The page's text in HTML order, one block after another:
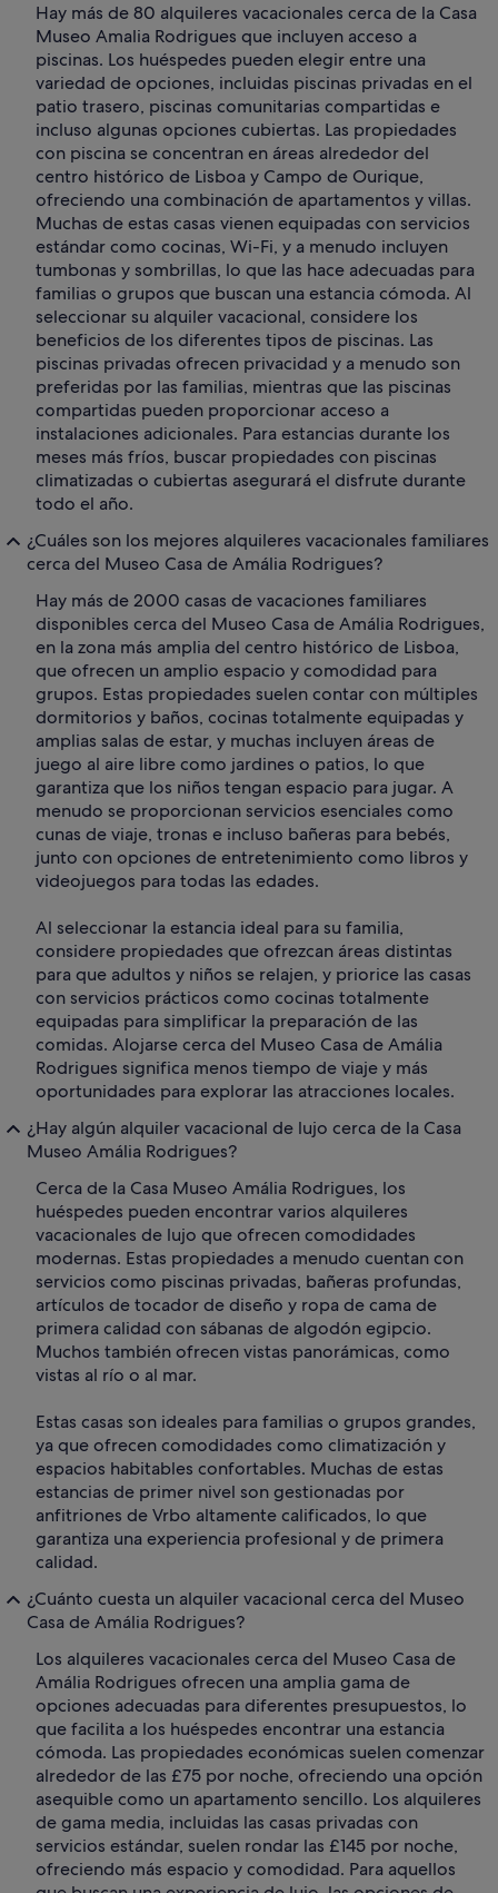
Hay más de 80 alquileres vacacionales cerca de la Casa
Museo Amalia Rodrigues que incluyen acceso a
piscinas. Los huéspedes pueden elegir entre una
variedad de opciones, incluidas piscinas privadas en el
patio trasero, piscinas comunitarias compartidas e
incluso algunas opciones cubiertas. Las propiedades
con piscina se concentran en áreas alrededor del
centro histórico de Lisboa y Campo de Ourique,
ofreciendo una combinación de apartamentos y villas.
Muchas de estas casas vienen equipadas con servicios
estándar como cocinas, Wi-Fi, y a menudo incluyen
tumbonas y sombrillas, lo que las hace adecuadas para
familias o grupos que buscan una estancia cómoda. Al
seleccionar su alquiler vacacional, considere los
beneficios de los diferentes tipos de piscinas. Las
piscinas privadas ofrecen privacidad y a menudo son
preferidas por las familias, mientras que las piscinas
compartidas pueden proporcionar acceso a
instalaciones adicionales. Para estancias durante los
meses más fríos, buscar propiedades con piscinas
climatizadas o cubiertas asegurará el disfrute durante
todo el año.
¿Cuáles son los mejores alquileres vacacionales familiares
cerca del Museo Casa de Amália Rodrigues?
Hay más de 2000 casas de vacaciones familiares
disponibles cerca del Museo Casa de Amália Rodrigues,
en la zona más amplia del centro histórico de Lisboa,
que ofrecen un amplio espacio y comodidad para
grupos. Estas propiedades suelen contar con múltiples
dormitorios y baños, cocinas totalmente equipadas y
amplias salas de estar, y muchas incluyen áreas de
juego al aire libre como jardines o patios, lo que
garantiza que los niños tengan espacio para jugar. A
menudo se proporcionan servicios esenciales como
cunas de viaje, tronas e incluso bañeras para bebés,
junto con opciones de entretenimiento como libros y
videojuegos para todas las edades.
Al seleccionar la estancia ideal para su familia,
considere propiedades que ofrezcan áreas distintas
para que adultos y niños se relajen, y priorice las casas
con servicios prácticos como cocinas totalmente
equipadas para simplificar la preparación de las
comidas. Alojarse cerca del Museo Casa de Amália
Rodrigues significa menos tiempo de viaje y más
oportunidades para explorar las atracciones locales.
¿Hay algún alquiler vacacional de lujo cerca de la Casa
Museo Amália Rodrigues?
Cerca de la Casa Museo Amália Rodrigues, los
huéspedes pueden encontrar varios alquileres
vacacionales de lujo que ofrecen comodidades
modernas. Estas propiedades a menudo cuentan con
servicios como piscinas privadas, bañeras profundas,
artículos de tocador de diseño y ropa de cama de
primera calidad con sábanas de algodón egipcio.
Muchos también ofrecen vistas panorámicas, como
vistas al río o al mar.
Estas casas son ideales para familias o grupos grandes,
ya que ofrecen comodidades como climatización y
espacios habitables confortables. Muchas de estas
estancias de primer nivel son gestionadas por
anfitriones de Vrbo altamente calificados, lo que
garantiza una experiencia profesional y de primera
calidad.
¿Cuánto cuesta un alquiler vacacional cerca del Museo
Casa de Amália Rodrigues?
Los alquileres vacacionales cerca del Museo Casa de
Amália Rodrigues ofrecen una amplia gama de
opciones adecuadas para diferentes presupuestos, lo
que facilita a los huéspedes encontrar una estancia
cómoda. Las propiedades económicas suelen comenzar
alrededor de las £75 por noche, ofreciendo una opción
asequible como un apartamento sencillo. Los alquileres
de gama media, incluidas las casas privadas con
servicios estándar, suelen rondar las £145 por noche,
ofreciendo más espacio y comodidad. Para aquellos